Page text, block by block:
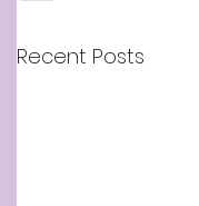
Recent Posts